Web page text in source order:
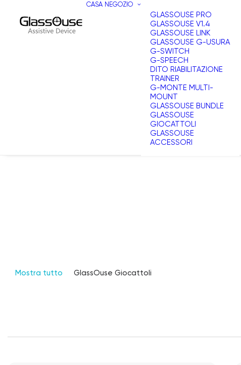
CASA NEGOZIO
GLASSOUSE PRO
GLASSOUSE V1.4
GLASSOUSE LINK
GLASSOUSE G-USURA
G-SWITCH
G-SPEECH
DITO RIABILITAZIONE
TRAINER
G-MONTE MULTI-
MOUNT
GLASSOUSE BUNDLE
GLASSOUSE
GIOCATTOLI
GLASSOUSE
ACCESSORI
Mostra tutto GlassOuse Giocattoli